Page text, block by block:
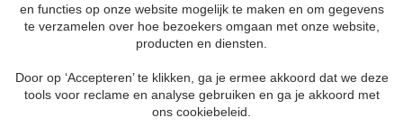
Nieuws & Vacatures
Algemene voorwaarden
Privacy en cookie policy
en functies op onze website mogelijk te maken en om gegevens
te verzamelen over hoe bezoekers omgaan met onze website,
producten en diensten.
Door op ‘Accepteren’ te klikken, ga je ermee akkoord dat we deze
tools voor reclame en analyse gebruiken en ga je akkoord met
ons cookiebeleid.